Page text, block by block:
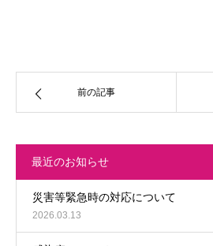
前の記事
最近のお知らせ
災害等緊急時の対応について
2026.03.13